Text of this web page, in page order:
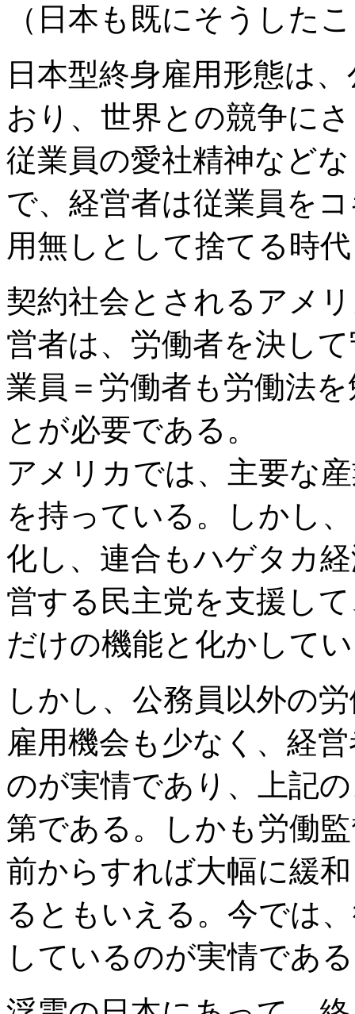
（日本も既にそうした
日本型終身雇用形態は
おり、世界との競争に
従業員の愛社精神など
で、経営者は従業員を
用無しとして捨てる時
契約社会とされるアメ
営者は、労働者を決し
業員＝労働者も労働法
とが必要である。
アメリカでは、主要な
を持っている。しかし
化し、連合もハゲタカ
営する民主党を支援し
だけの機能と化かして
しかし、公務員以外の
雇用機会も少なく、経
のが実情であり、上記
第である。しかも労働
前からすれば大幅に緩
るともいえる。今では
しているのが実情であ